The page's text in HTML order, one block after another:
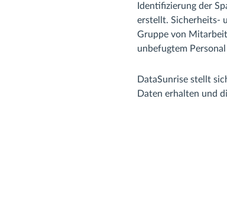
Identifizierung der
erstellt. Sicherheits-
Gruppe von
unbefugtem
DataSunrise stellt
Daten erhalten und